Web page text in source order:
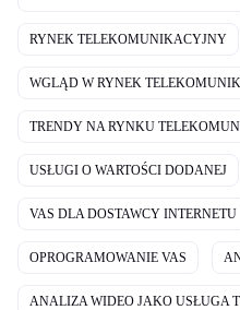
RYNEK TELEKOMUNIKACYJNY
WGLĄD W RYNEK
TRENDY NA RYNKU
USŁUGI O WARTOŚCI DODANEJ
VAS DLA DOSTAWCY INTERNETU
OPROGRAMOWANIE VAS
ANALIZA WIDEO JAKO USŁUGA